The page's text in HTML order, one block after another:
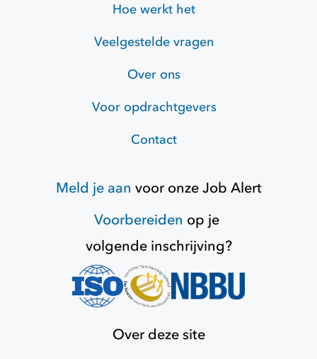
Hoe werkt het
Veelgestelde vragen
Over ons
Voor opdrachtgevers
Contact
Meld je aan voor onzeJob Alert
Voorbereiden op je
volgende inschrijving?
Over deze site